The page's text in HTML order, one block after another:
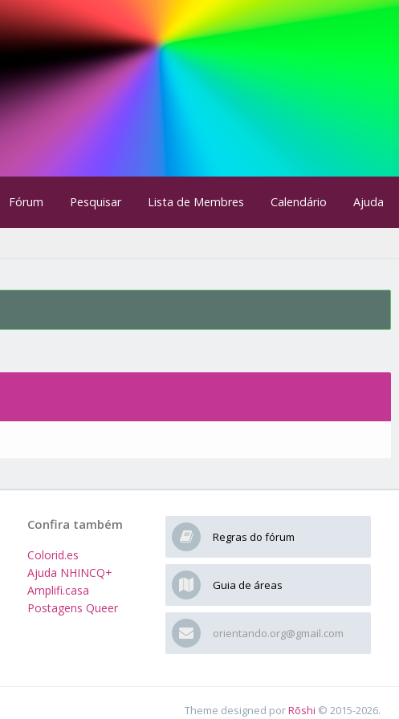
Fórum Pesquisar Lista de Membres Calendário Ajuda
Regras do fórum
Guia de áreas
orientando.org@gmail.com
Confira também
Colorid.es
Ajuda NHINCQ+
Amplifi.casa
Postagens Queer
Theme designed porRōshi © 2015-2026.